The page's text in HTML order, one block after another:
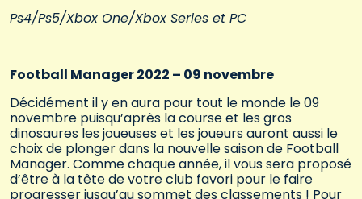
Ps4/Ps5/Xbox One/Xbox Series et PC
Football Manager 2022 – 09 novembre
Décidément il y en aura pour tout le monde le 09
novembre puisqu’après la course et les gros
dinosaures les joueuses et les joueurs auront aussi le
choix de plonger dans la nouvelle saison de Football
Manager. Comme chaque année, il vous sera proposé
d’être à la tête de votre club favori pour le faire
progresser jusqu’au sommet des classements ! Pour